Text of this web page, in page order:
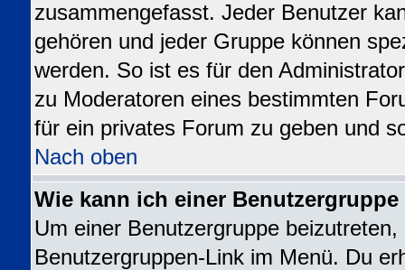
zusammengefasst. Jeder Benutzer
gehören und jeder Gruppe können
werden. So ist es für den
zu Moderatoren eines bestimmten
für ein privates Forum zu geben und
Nach oben
Wie kann ich einer
Um einer Benutzergruppe
Benutzergruppen-Link im Menü. Du